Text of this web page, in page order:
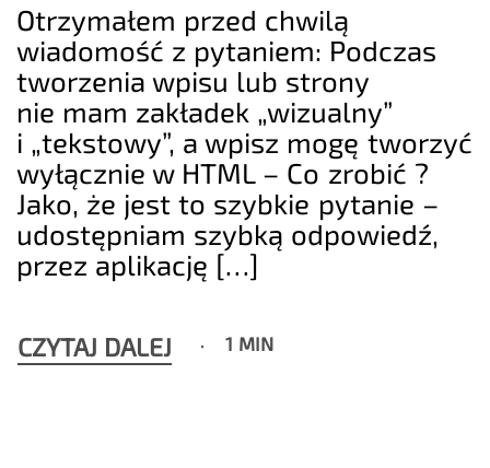
Otrzymałem przed chwilą
wiadomość z pytaniem: Podczas
tworzenia wpisu lub strony
nie mam zakładek „wizualny”
i „tekstowy”, a wpisz mogę tworzyć
wyłącznie w HTML – Co zrobić ?
Jako, że jest to szybkie pytanie –
udostępniam szybką odpowiedź,
przez aplikację […]
CZYTAJ DALEJ 1 MIN